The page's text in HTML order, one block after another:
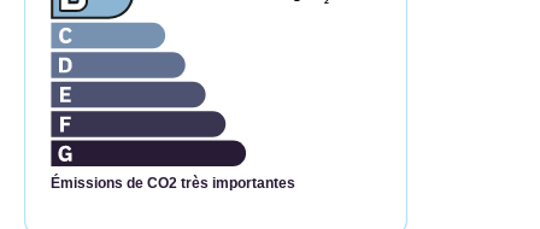
Émissions de CO2 très importantes